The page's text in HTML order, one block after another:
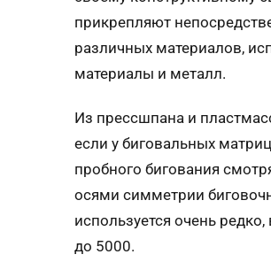
прикрепляют
различных материалов,
материалы и металл.
Из прессшпана и
если у биговальных
пробного бигования
осями симметрии
используется очень
до 5000.